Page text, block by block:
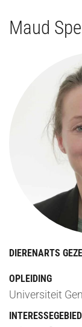
Maud
DIERENARTS
OPLEIDING
Universiteit
INTERESSEGEBIED